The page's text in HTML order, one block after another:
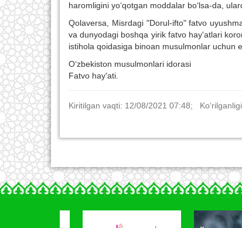
haromligini yo‘qotgan moddalar bo‘lsa-da,
Qolaversa, Misrdagi "Dorul-ifto" fatvo
va dunyodagi boshqa yirik fatvo hay'atlari
istihola qoidasiga binoan musulmonlar uchun
O‘zbekiston musulmonlari idorasi
Fatvo hay'ati.
Kiritilgan vaqti: 12/08/2021 07:48;